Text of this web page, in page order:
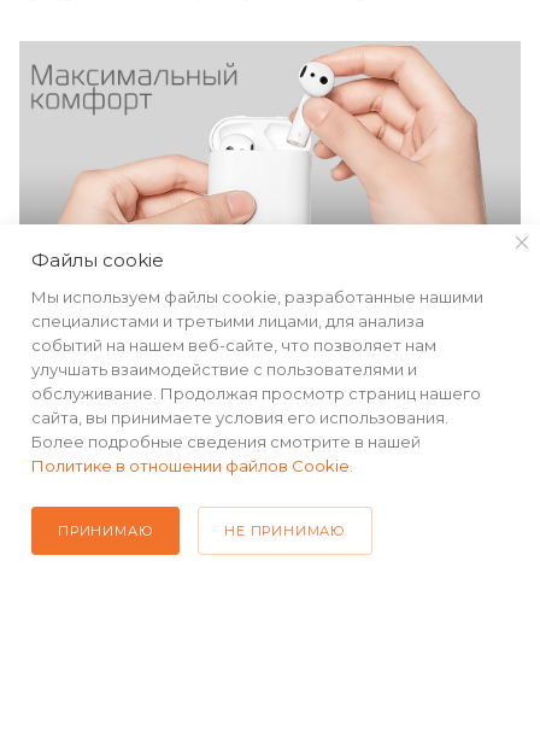
КАТАЛОГ
РЕКВИЗИТЫ
ПОМОЩЬ
Файлы cookie
Мы используем файлы cookie, разработанные нашими
специалистами и третьими лицами, для анализа
событий на нашем веб-сайте, что позволяет нам
улучшать взаимодействие с пользователями и
обслуживание. Продолжая просмотр страниц нашего
сайта, вы принимаете условия его использования.
Более подробные сведения смотрите в нашей
Политике в отношении файлов Cookie
ПРИНИМАЮ НЕ ПРИНИМАЮ